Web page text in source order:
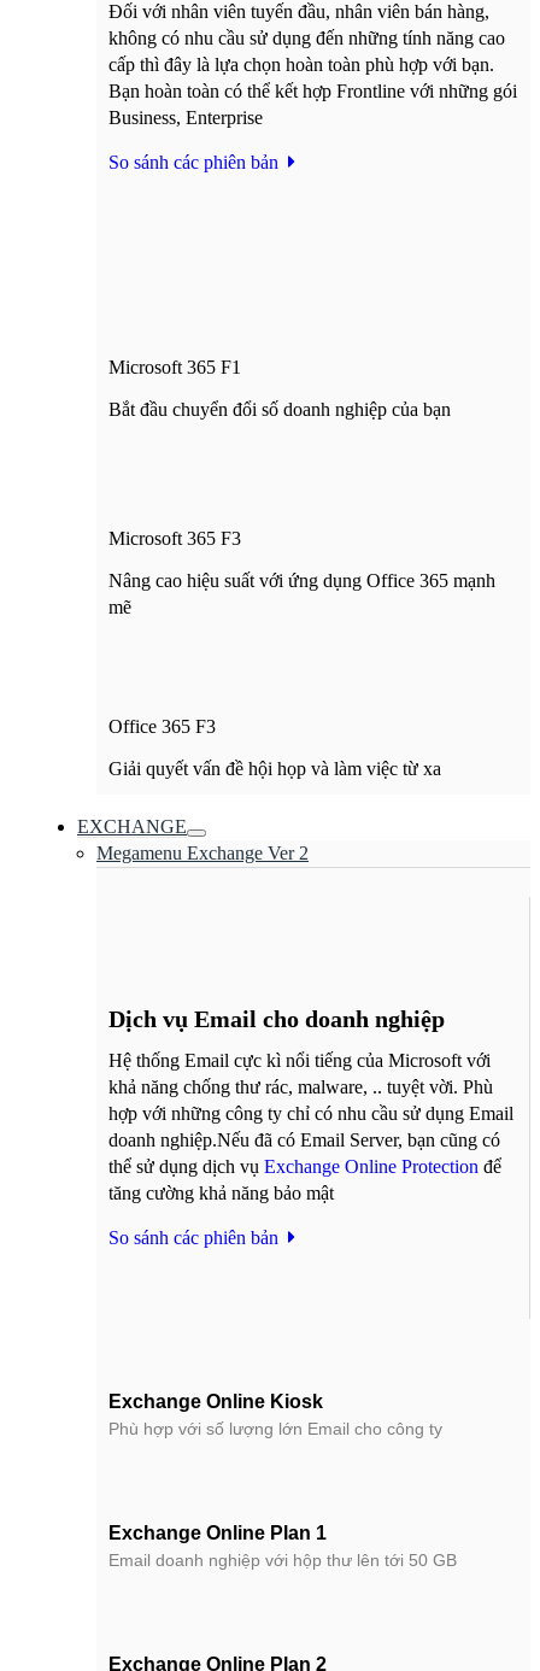
Đối với nhân viên tuyến đầu, nhân viên bán hàng,
không có nhu cầu sử dụng đến những tính năng cao
cấp thì đây là lựa chọn hoàn toàn phù hợp với bạn.
Bạn hoàn toàn có thể kết hợp Frontline với những gói
Business, Enterprise
So sánh các phiên bản
Microsoft 365 F1
Bắt đầu chuyển đổi số doanh nghiệp của bạn
Microsoft 365 F3
Nâng cao hiệu suất với ứng dụng Office 365 mạnh
mẽ
Office 365 F3
Giải quyết vấn đề hội họp và làm việc từ xa
EXCHANGE
Megamenu Exchange Ver 2
Dịch vụ Email cho doanh nghiệp
Hệ thống Email cực kì nổi tiếng của Microsoft với
khả năng chống thư rác, malware, .. tuyệt vời. Phù
hợp với những công ty chỉ có nhu cầu sử dụng Email
doanh nghiệp.Nếu đã có Email Server, bạn cũng có
thể sử dụng dịch vụ Exchange Online Protection để
tăng cường khả năng bảo mật
So sánh các phiên bản
Exchange Online Kiosk
Phù hợp với số lượng lớn Email cho công ty
Exchange Online Plan 1
Email doanh nghiệp với hộp thư lên tới 50 GB
Exchange Online Plan 2